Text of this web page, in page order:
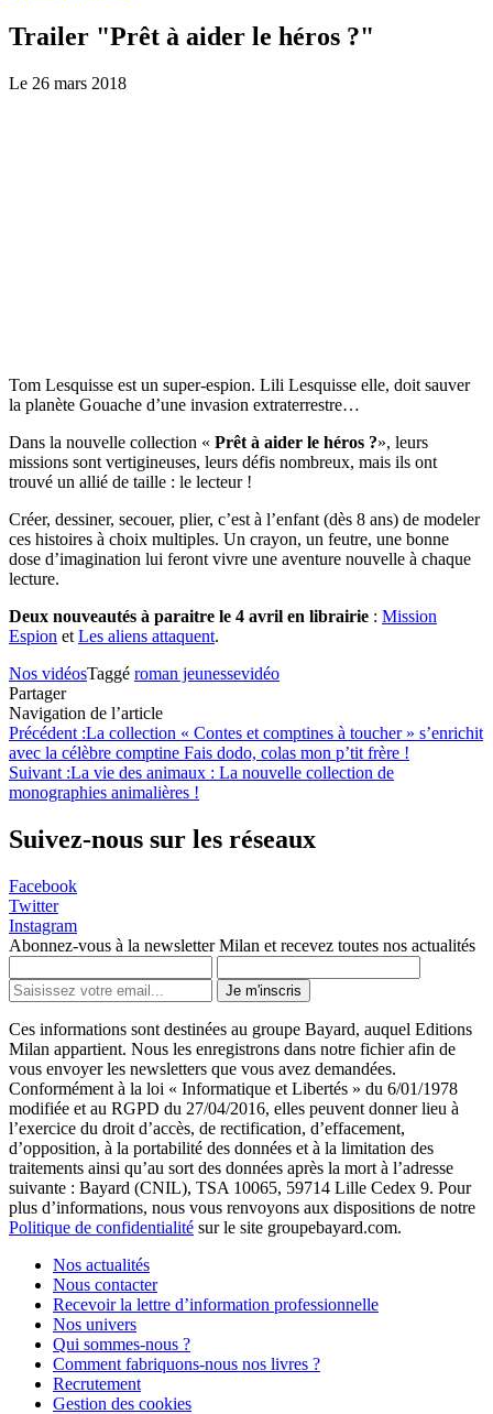
Trailer "Prêt à aider le héros ?"
Le 26 mars 2018
Tom Lesquisse est un super-espion. Lili Lesquisse elle, doit sauver
la planète Gouache d’une invasion extraterrestre…
Dans la nouvelle collection « Prêt à aider le héros ?», leurs
missions sont vertigineuses, leurs défis nombreux, mais ils ont
trouvé un allié de taille : le lecteur !
Créer, dessiner, secouer, plier, c’est à l’enfant (dès 8 ans) de modeler
ces histoires à choix multiples. Un crayon, un feutre, une bonne
dose d’imagination lui feront vivre une aventure nouvelle à chaque
lecture.
Deux nouveautés à paraitre le 4 avril en librairie : Mission
Espion et Les aliens attaquent.
Nos vidéosTaggé roman jeunessevidéo
Partager
Navigation de l’article
Précédent :La collection « Contes et comptines à toucher » s’enrichit
avec la célèbre comptine Fais dodo, colas mon p’tit frère !
Suivant :La vie des animaux : La nouvelle collection de
monographies animalières !
Suivez-nous sur les réseaux
Facebook
Twitter
Instagram
Abonnez-vous à la newsletter Milan et recevez toutes nos actualités
Je m'inscris
Ces informations sont destinées au groupe Bayard, auquel Editions
Milan appartient. Nous les enregistrons dans notre fichier afin de
vous envoyer les newsletters que vous avez demandées.
Conformément à la loi « Informatique et Libertés » du 6/01/1978
modifiée et au RGPD du 27/04/2016, elles peuvent donner lieu à
l’exercice du droit d’accès, de rectification, d’effacement,
d’opposition, à la portabilité des données et à la limitation des
traitements ainsi qu’au sort des données après la mort à l’adresse
suivante : Bayard (CNIL), TSA 10065, 59714 Lille Cedex 9. Pour
plus d’informations, nous vous renvoyons aux dispositions de notre
Politique de confidentialité sur le site groupebayard.com.
Nos actualités
Nous contacter
Recevoir la lettre d’information professionnelle
Nos univers
Qui sommes-nous ?
Comment fabriquons-nous nos livres ?
Recrutement
Gestion des cookies